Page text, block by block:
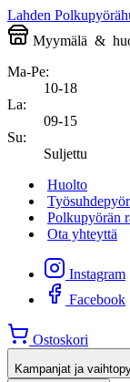
Lahden
Myymälä &
Ma-Pe:
10-18
La:
09-15
Su:
Suljettu
Huolto
Polkupyörän
Ota yhteyttä
Instagram
Facebook
Ostoskori
Kampanjat ja